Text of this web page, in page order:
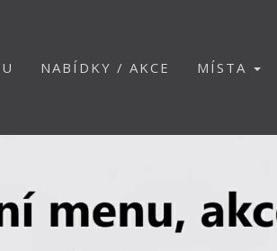
NABÍDKY / AKCE MÍSTA